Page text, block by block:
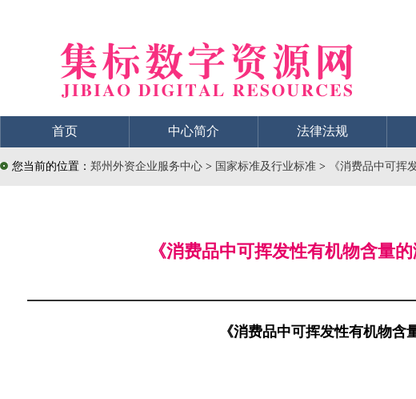
首页 中心简介 法律法规
您当前的位置： 郑州外资企业服务中心 > 国家标准及行业标准 > 《消费品中可挥
《消费品中可挥发性有机物含量
《消费品中可挥发性有机物含